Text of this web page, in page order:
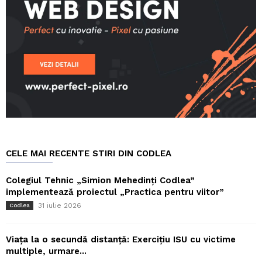
CELE MAI RECENTE STIRI DIN CODLEA
Colegiul Tehnic „Simion Mehedinți Codlea”
implementează proiectul „Practica pentru viitor”
Codlea 31 iulie 2026
Viața la o secundă distanță: Exercițiu ISU cu victime
multiple, urmare...